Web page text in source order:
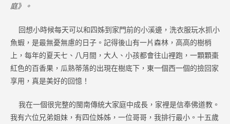
庭》。
回想小時候每天可以和四姊到家門前的小溪邊，洗衣服玩水抓小
魚蝦，是最無憂無慮的日子。記得後山有一片森林，高高的樹梢
上，每年的夏天七、八月間，大人、小孩都會往山裡跑，一顆顆棗
紅色的百香果，瓜熟蒂落的出現在樹底下，東一個西一個的撿回家
享用，真是美好的回憶！
我在一個很完整的閩南傳統大家庭中成長，家裡是信奉佛道教。
我有六位兄弟姐妹，有四位姊姊，一位哥哥，我排行最小。十五歲